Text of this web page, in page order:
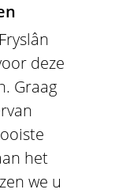
deze
Graag
het
we u